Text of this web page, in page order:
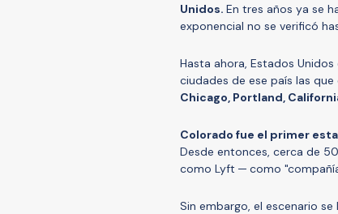
Unidos. En tres años ya se
exponencial no se verificó
Hasta ahora, Estados
ciudades de ese país las
Chicago, Portland,
Colorado fue el primer
Desde entonces, cerca de
como Lyft ─ como
Sin embargo, el escenario